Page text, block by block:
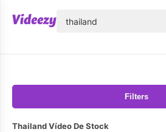
Filters
Thailand Vídeo De Stock